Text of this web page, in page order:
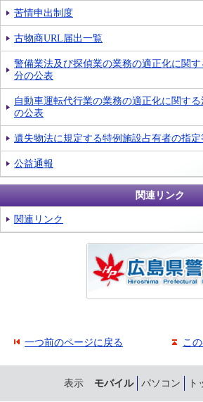
苦情申出制度
古物商URL届出一覧
警備業法及び探偵業の業務の適正化に関
分の公表
自動車運転代行業の業務の適正化に関す
の公表
遺失物法に規定する特例施設占有者の指
公益通報
関連リンク
関連リンク
一つ前のページに戻る こ
表示 モバイル パソコン ト